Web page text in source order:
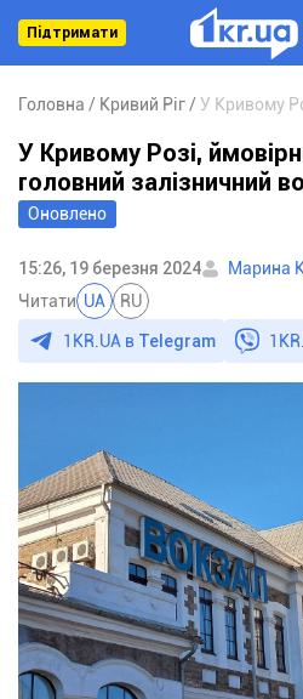
Підтримати
Головна Кривий Ріг
Оновлено
У Кривому Розі,
головний залізничний
15:26, 19 березня 2024
Марина
Читати UA RU
1KR.UA в Telegram